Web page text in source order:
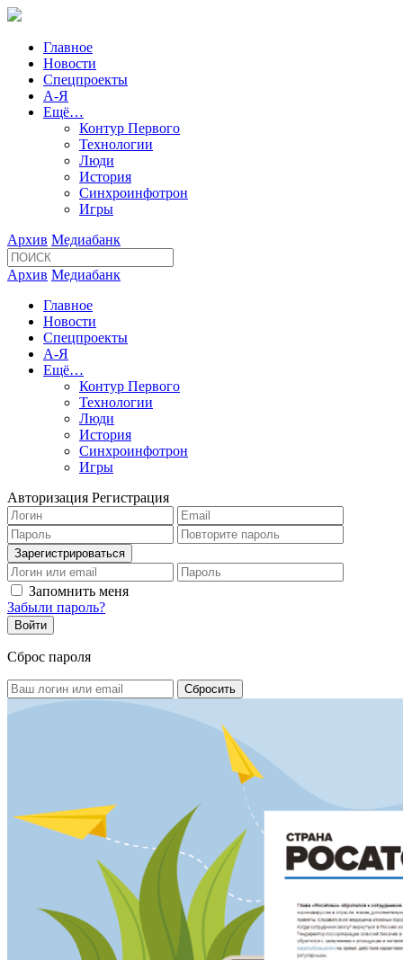
Главное
Новости
Спецпроекты
А-Я
Ещё…
Контур Первого
Технологии
Люди
История
Синхроинфотрон
Игры
Архив Медиабанк
Архив Медиабанк
Главное
Новости
Спецпроекты
А-Я
Ещё…
Контур Первого
Технологии
Люди
История
Синхроинфотрон
Игры
Авторизация Регистрация
Запомнить меня
Забыли пароль?
Сброс пароля